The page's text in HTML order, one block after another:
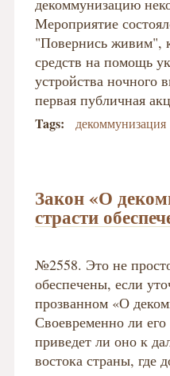
декоммунизацию
Мероприятие
"Повернись живим",
средств на помощь
устройства ночного
первая публичная
Tags: декоммунизация
Закон «О
страсти
№2558. Это не
обеспечены, если
прозванном «О
Своевременно ли
приведет ли оно к
востока страны, где